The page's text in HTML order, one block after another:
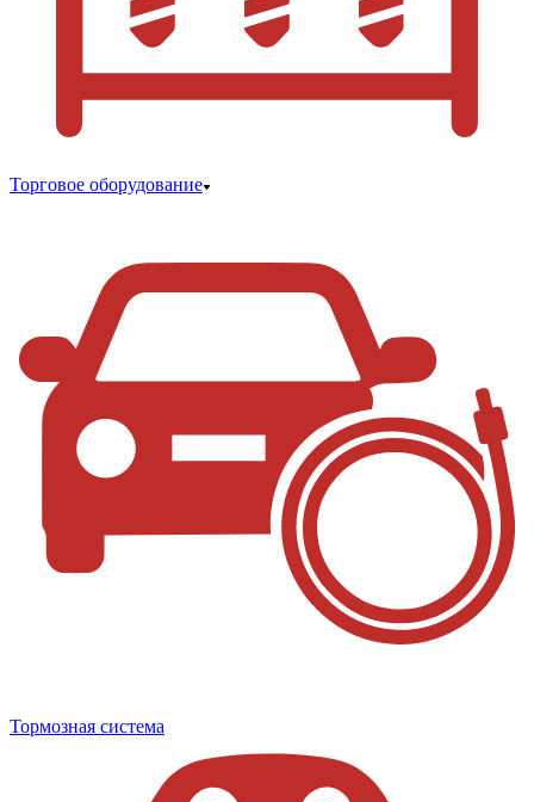
Торговое оборудование
Тормозная система